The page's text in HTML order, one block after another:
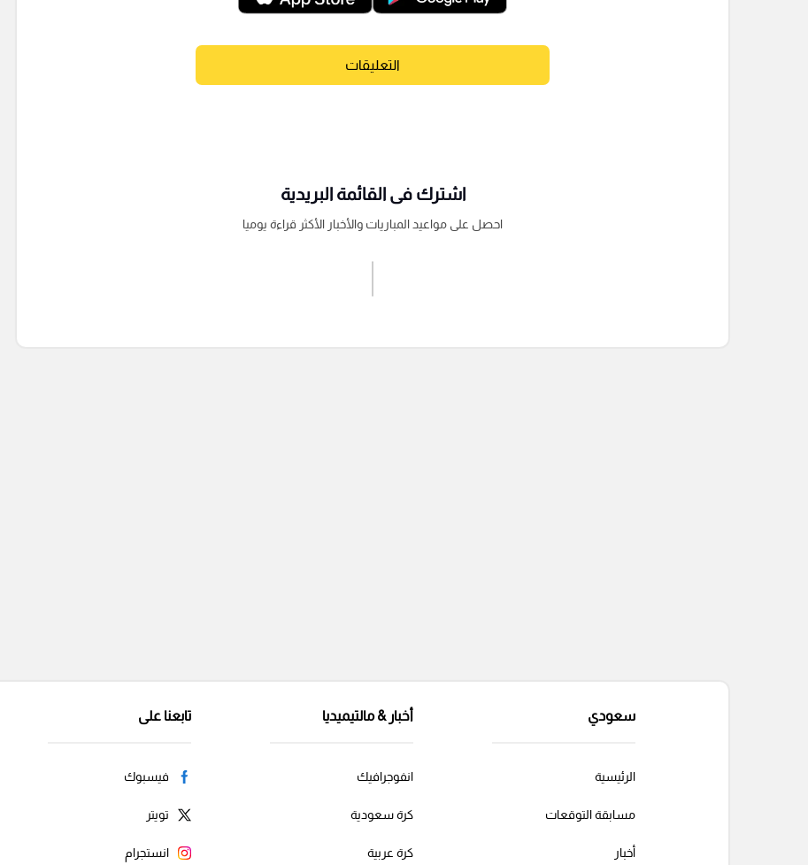
التعليقات
اشترك فى القائمة البريدية
احصل على مواعيد المباريات والأخبار الأكثر قراءة يوميا
سعودي
الرئيسية
مسابقة التوقعات
أخبار
أخبار & مالتيميديا
انفوجرافيك
كرة سعودية
كرة عربية
تابعنا على
فيسبوك
تويتر
انستجرام